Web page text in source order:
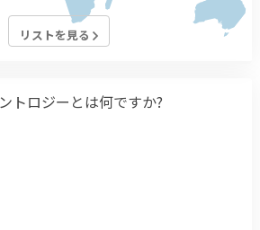
リストを見る
トロジーとは何ですか?